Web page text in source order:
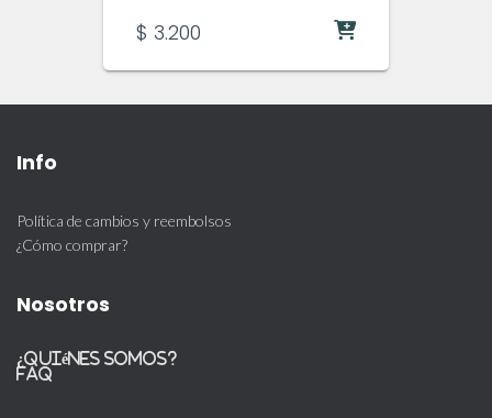
$ 3.200
Info
Política de cambios y reembolsos
¿Cómo comprar?
Nosotros
¿Quiénes somos?
FAQ